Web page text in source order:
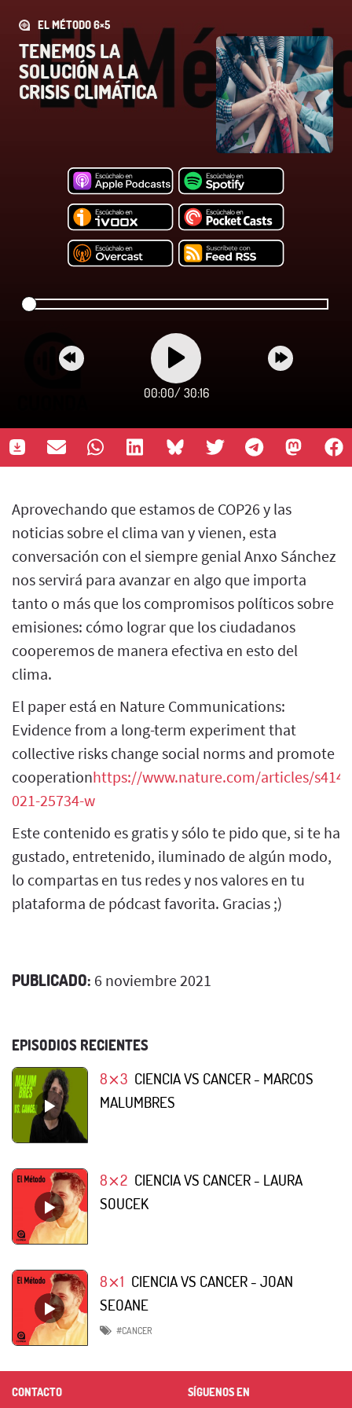
EL MÉTODO 6×5
TENEMOS LA
SOLUCIÓN A LA
CRISIS CLIMÁTICA
00:00/ 30:16
Aprovechando que estamos de COP26 y las
noticias sobre el clima van y vienen, esta
conversación con el siempre genial Anxo Sánchez
nos servirá para avanzar en algo que importa
tanto o más que los compromisos políticos sobre
emisiones: cómo lograr que los ciudadanos
cooperemos de manera efectiva en esto del
clima.
El paper está en Nature Communications:
Evidence from a long-term experiment that
collective risks change social norms and promote
cooperationhttps://www.nature.com/articles/
021-25734-w
Este contenido es gratis y sólo te pido que, si te ha
gustado, entretenido, iluminado de algún modo,
lo compartas en tus redes y nos valores en tu
plataforma de pódcast favorita. Gracias ;)
PUBLICADO: 6 noviembre 2021
EPISODIOS RECIENTES
8⨯3 CIENCIA VS CANCER - MARCOS
MALUMBRES
8⨯2 CIENCIA VS CANCER - LAURA
SOUCEK
8⨯1 CIENCIA VS CANCER - JOAN
SEOANE
#CANCER
CONTACTO SÍGUENOS EN